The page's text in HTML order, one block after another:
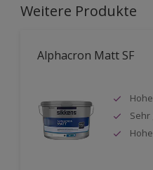
Weitere Produkte
Alphacron Matt SF